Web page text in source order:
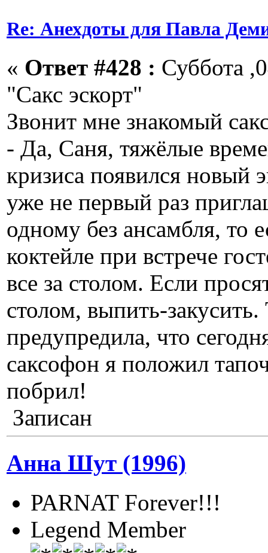
Re: Анехдоты для Павла
« Ответ #428 : Суббота
"Сакс эскорт"
Звонит мне знакомый
- Да, Саня, тяжёлые
кризиса появился новый
уже не первый раз
одному без ансамбля, то
коктейле при встрече
все за столом. Если
столом, выпить-
предупредила, что
саксофон я положил
побрил!
Записан
Анна Шут (1996)
PARNAT Forever!!!
Legend Member